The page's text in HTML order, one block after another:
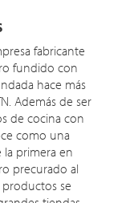
fabricante
fundido con
hace más
Además de ser
de cocina con
como una
primera en
precurado al
productos se